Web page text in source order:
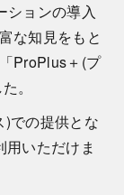
ションの導入
な知見をもと
ProPlus＋(プ
。
)での提供とな
いただけま